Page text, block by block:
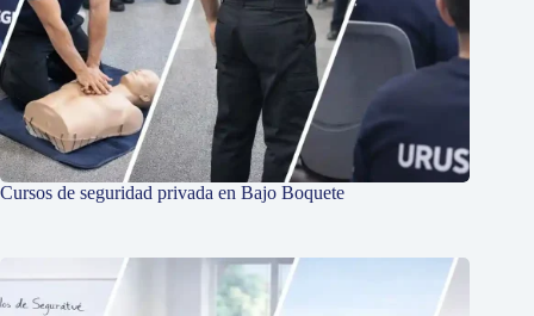
Cursos de seguridad privada en Bajo Boquete